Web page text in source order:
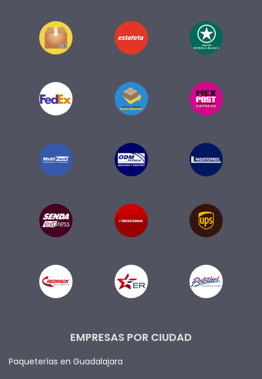
EMPRESAS POR CIUDAD
Paqueterías en Guadalajara